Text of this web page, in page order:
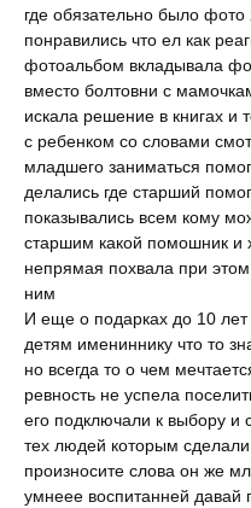
где обязательно было
понравились что ел как
фотоальбом вкладывала
вместо болтовни с
искала решение в книгах и
с ребенком со словами
младшего заниматься
делались где старший
показывались всем кому
старшим какой помошник и
непрямая похвала при
ним
И еще о подарках до 10
детям имениннику что то
но всегда то о чем
ревность не успела
его подключали к выбору
тех людей которым
произносите слова он же
умнеее воспитанней